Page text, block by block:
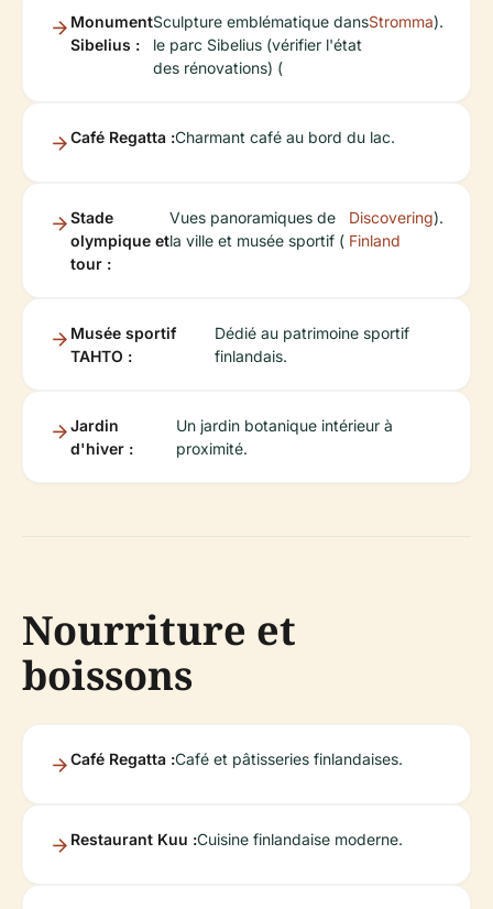
Monument
Sibelius :
Sculpture emblématique dans
le parc Sibelius (vérifier l'état
des rénovations) (
Stromma).
Café Regatta :Charmant café au bord du lac.
Stade
olympique et
tour :
Vues panoramiques de
la ville et musée sportif (
Discovering
Finland
).
Musée sportif
TAHTO :
Dédié au patrimoine sportif
finlandais.
Jardin
d'hiver :
Un jardin botanique intérieur à
proximité.
Nourriture et
boissons
Café Regatta :Café et pâtisseries finlandaises.
Restaurant Kuu :Cuisine finlandaise moderne.